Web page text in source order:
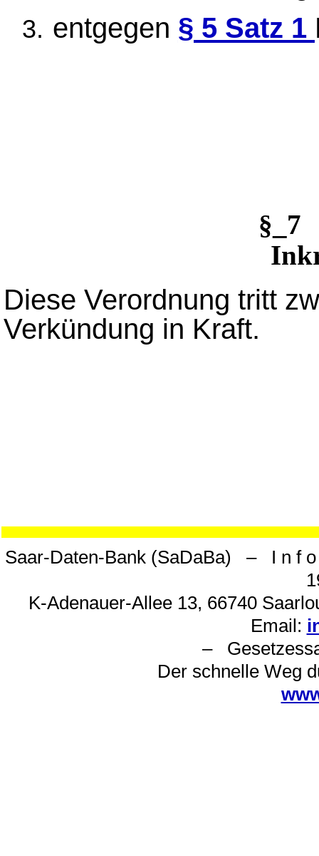
entgegen § 5 Satz 1
§_7
Diese Verordnung tritt
Verkündung in Kraft.
Saar-Daten-Bank (SaDaBa) – I n f
K-Adenauer-Allee 13, 66740
Email:
–
Der schnelle Weg